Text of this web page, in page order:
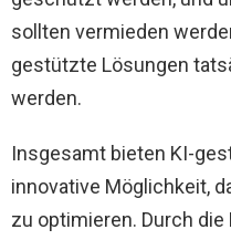
sollten vermieden
gestützte Lösungen
werden.
Insgesamt bieten KI-
innovative Möglichkeit,
zu optimieren. Durch